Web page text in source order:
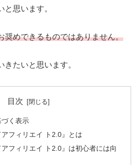
と思います。
奨めできるものではありません。
きたいと思います。
目次
く表示
アフィリエイ ト2.0』とは
アフィリエイ ト2.0』は初心者には向